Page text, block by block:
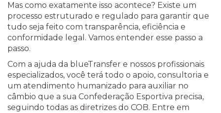
Mas como exatamente isso acontece? Existe um
processo estruturado e regulado para garantir que
tudo seja feito com transparência, eficiência e
conformidade legal. Vamos entender esse passo a
passo.
Com a ajuda da blueTransfer e nossos profissionais
especializados, você terá todo o apoio, consultoria e
um atendimento humanizado para auxiliar no
câmbio que a sua Confederação Esportiva precisa,
seguindo todas as diretrizes do COB. Entre em